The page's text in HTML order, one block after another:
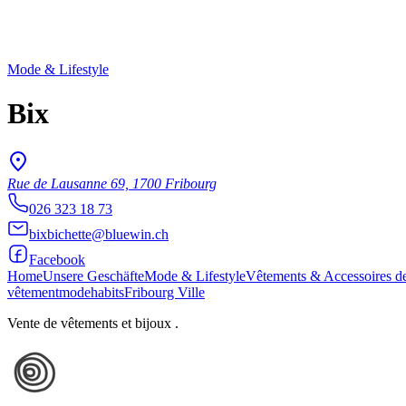
Mode & Lifestyle
Bix
Rue de Lausanne 69, 1700 Fribourg
026 323 18 73
bixbichette@bluewin.ch
Facebook
HomeUnsere GeschäfteMode & LifestyleVêtements & Accessoires
vêtementmodehabitsFribourg Ville
Vente de vêtements et bijoux .